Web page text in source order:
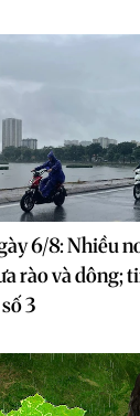
6/8: Nhiều
rào và dông;
3